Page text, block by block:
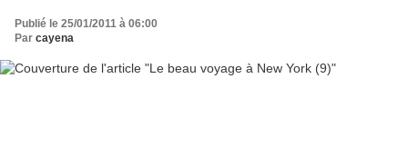
Publié le 25/01/2011 à 06:00
Par cayena